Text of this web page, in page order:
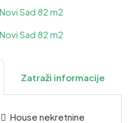
Zatraži informacije
House nekretnine